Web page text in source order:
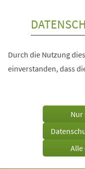
Durch die Nutzung
einverstanden, dass
Nur
Alle